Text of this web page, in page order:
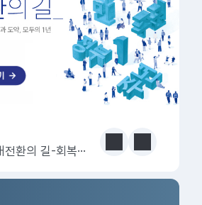
국민이 만든 대전환의 길-회복과 도약, 모두의 1년 이전 다음